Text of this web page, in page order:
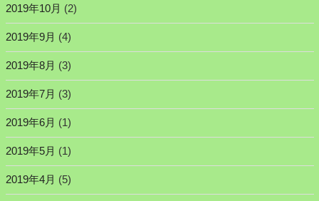
2019年10月 (2)
2019年9月 (4)
2019年8月 (3)
2019年7月 (3)
2019年6月 (1)
2019年5月 (1)
2019年4月 (5)